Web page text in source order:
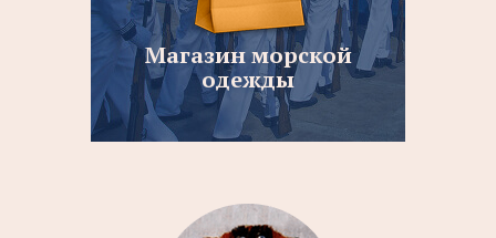
Магазин морской
одежды